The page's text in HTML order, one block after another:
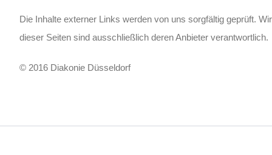
Die Inhalte externer Links werden von uns sorgfältig geprüft.
dieser Seiten sind ausschließlich deren Anbieter verantwortlich.
© 2016 Diakonie Düsseldorf